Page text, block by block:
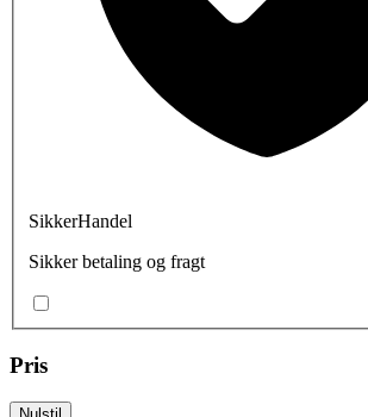
SikkerHandel
Sikker betaling og fragt
Pris